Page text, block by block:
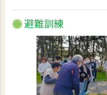
避難訓練